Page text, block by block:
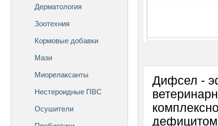
Дерматология
Зоотехния
Кормовые добавки
Мази
Миорелаксанты
Нестероидные ПВС
Осушители
Дифсел -